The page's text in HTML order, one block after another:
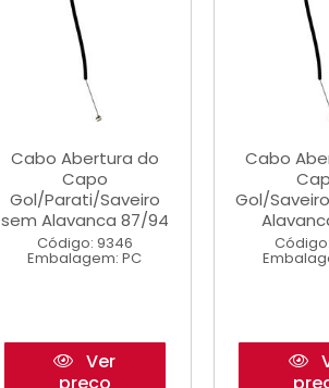
Cabo Abertura do
Capo
Gol/Parati/Saveiro
sem Alavanca 87/94
Código: 9346
Embalagem: PC
Ver
Cabo
Gol/